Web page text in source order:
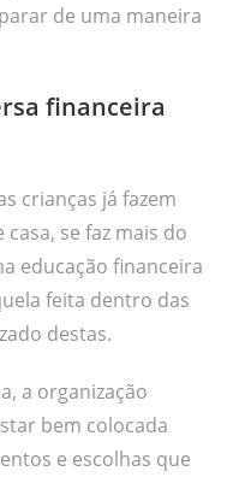
de uma maneira
financeira
crianças já fazem
se faz mais do
educação financeira
feita dentro das
destas.
a organização
bem colocada
e escolhas que